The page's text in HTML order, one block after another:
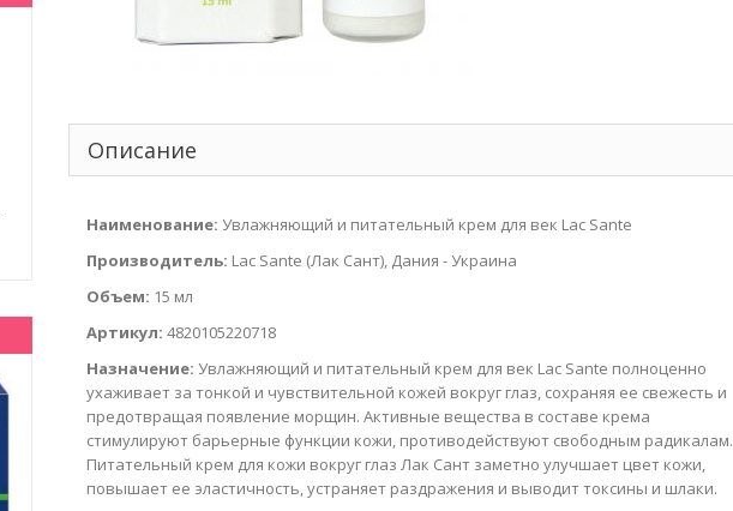
Описание
Наименование: Увлажняющий и питательный крем для век Lac Sante
Производитель: Lac Sante (Лак Сант), Дания - Украина
Объем: 15 мл
Артикул: 4820105220718
Назначение: Увлажняющий и питательный крем для век Lac Sante полноценно
ухаживает за тонкой и чувствительной кожей вокруг глаз, сохраняя ее свежесть и
предотвращая появление морщин. Активные вещества в составе крема
стимулируют барьерные функции кожи, противодействуют свободным радикалам.
Питательный крем для кожи вокруг глаз Лак Сант заметно улучшает цвет кожи,
повышает ее эластичность, устраняет раздражения и выводит токсины и шлаки.